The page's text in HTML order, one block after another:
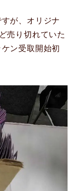
が、オリジナ
売り切れていた
ン受取開始初